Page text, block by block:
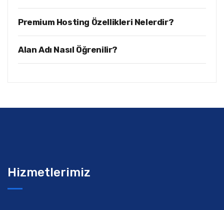
Premium Hosting Özellikleri Nelerdir?
Alan Adı Nasıl Öğrenilir?
Hizmetlerimiz